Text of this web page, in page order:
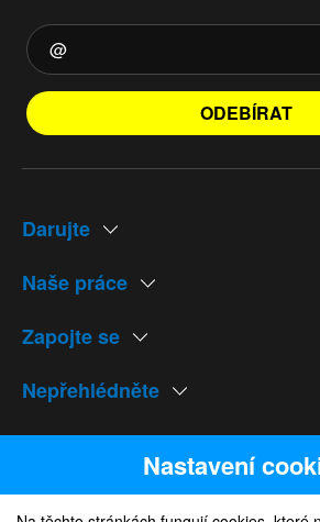
ODEBÍRAT
Darujte
Naše práce
Zapojte se
Nepřehlédněte
Naše weby
Nastavení